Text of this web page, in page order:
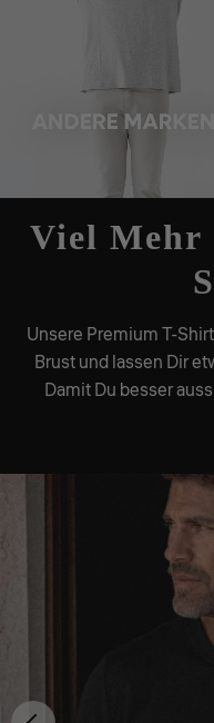
Viel Mehr
Unsere Premium T-
Brust und lassen Dir
Damit Du besser